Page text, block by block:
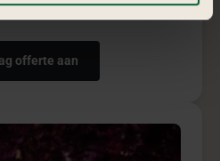
offerte aan